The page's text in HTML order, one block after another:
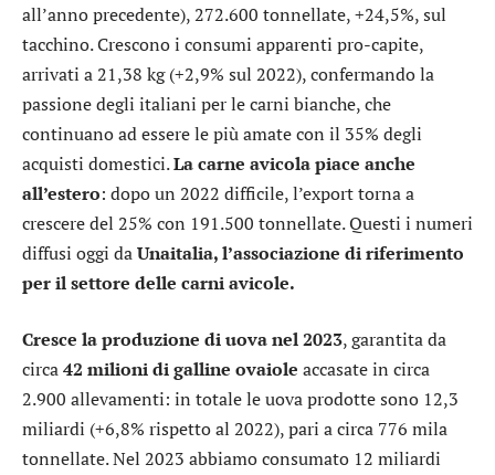
all’anno precedente), 272.600 tonnellate, +24,5%, sul
tacchino. Crescono i consumi apparenti pro-capite,
arrivati a 21,38 kg (+2,9% sul 2022), confermando la
passione degli italiani per le carni bianche, che
continuano ad essere le più amate con il 35% degli
acquisti domestici.La carne avicola piace anche
all’estero: dopo un 2022 difficile, l’export torna a
crescere del 25% con 191.500 tonnellate. Questi i numeri
diffusi oggi daUnaitalia, l’associazione di riferimento
per il settore delle carni avicole.
Cresce la produzione di uova nel 2023, garantita da
circa42 milioni di galline ovaiole accasate in circa
2.900 allevamenti: in totale le uova prodotte sono 12,3
miliardi (+6,8% rispetto al 2022), pari a circa 776 mila
tonnellate. Nel 2023 abbiamo consumato 12 miliardi